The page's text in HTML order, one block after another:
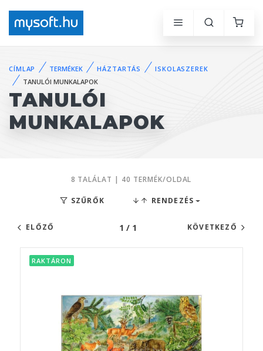
CÍMLAP TERMÉKEK HÁZTARTÁS
ISKOLASZEREK
TANULÓI MUNKALAPOK
TANULÓI
MUNKALAPOK
8 TALÁLAT | 40 TERMÉK/OLDAL
SZŰRŐK RENDEZÉS
ELŐZŐ 1 / 1 KÖVETKEZŐ
RAKTÁRON